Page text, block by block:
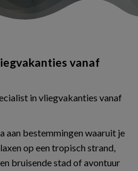
vanaf
in vliegvakanties vanaf
aan bestemmingen waaruit je
op een tropisch strand,
bruisende stad of avontuur